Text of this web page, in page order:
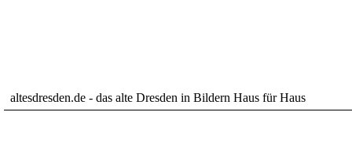
altesdresden.de - das alte Dresden in Bildern Haus für Haus